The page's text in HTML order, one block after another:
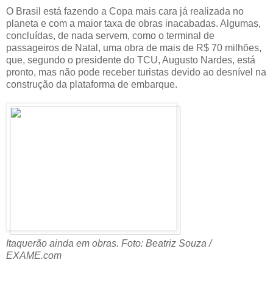
O Brasil está fazendo a Copa mais cara já realizada no
planeta e com a maior taxa de obras inacabadas. Algumas,
concluídas, de nada servem, como o terminal de
passageiros de Natal, uma obra de mais de R$ 70 milhões,
que, segundo o presidente do TCU, Augusto Nardes, está
pronto, mas não pode receber turistas devido ao desnível na
construção da plataforma de embarque.
Itaquerão ainda em obras. Foto: Beatriz Souza /
EXAME.com